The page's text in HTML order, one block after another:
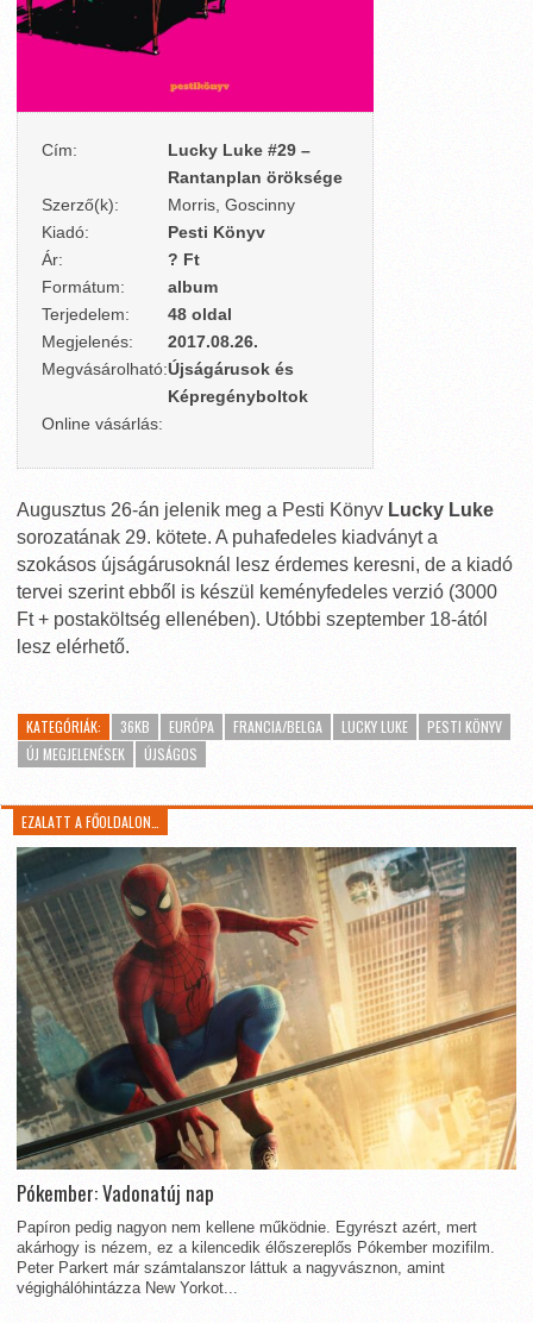
Cím:
Lucky Luke #29 –
Rantanplan öröksége
Szerző(k):
Morris, Goscinny
Kiadó:
Pesti Könyv
Ár:
? Ft
Formátum:
album
Terjedelem:
48 oldal
Megjelenés:
2017.08.26.
Megvásárolható:Újságárusok és
Képregényboltok
Online vásárlás:
Augusztus 26-án jelenik meg a Pesti Könyv Lucky Luke
sorozatának 29. kötete. A puhafedeles kiadványt a
szokásos újságárusoknál lesz érdemes keresni, de a kiadó
tervei szerint ebből is készül keményfedeles verzió (3000
Ft + postaköltség ellenében). Utóbbi szeptember 18-ától
lesz elérhető.
KATEGÓRIÁK: 36KB EURÓPA FRANCIA/BELGA LUCKY LUKE
PESTI KÖNYV
ÚJ MEGJELENÉSEK
ÚJSÁGOS
EZALATT A FŐOLDALON…
Pókember: Vadonatúj nap
Papíron pedig nagyon nem kellene működnie. Egyrészt azért, mert
akárhogy is nézem, ez a kilencedik élőszereplős Pókember mozifilm.
Peter Parkert már számtalanszor láttuk a nagyvásznon, amint
végighálóhintázza New Yorkot...